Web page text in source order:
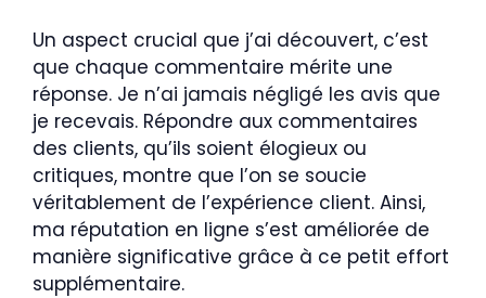
Un aspect crucial que j’ai découvert, c’est
que chaque commentaire mérite une
réponse. Je n’ai jamais négligé les avis que
je recevais. Répondre aux commentaires
des clients, qu’ils soient élogieux ou
critiques, montre que l’on se soucie
véritablement de l’expérience client. Ainsi,
ma réputation en ligne s’est améliorée de
manière significative grâce à ce petit effort
supplémentaire.